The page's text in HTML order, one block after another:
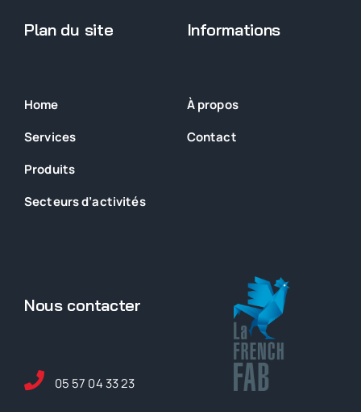
Plan du site
Home
Services
Produits
Secteursd’activités
Informations
À propos
Contact
Nous contacter
05 57 04 33 23